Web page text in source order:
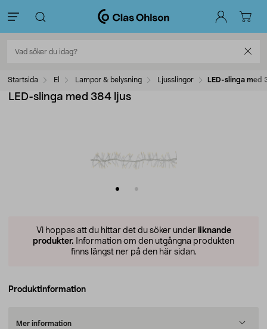
Startsida El Lampor & belysning Ljusslingor LED-slinga med
LED-slinga med 384 ljus
Vi hoppas att du hittar det du söker under liknande
produkter. Information om den utgångna produkten
finns längst ner på den här sidan.
Produktinformation
Mer information